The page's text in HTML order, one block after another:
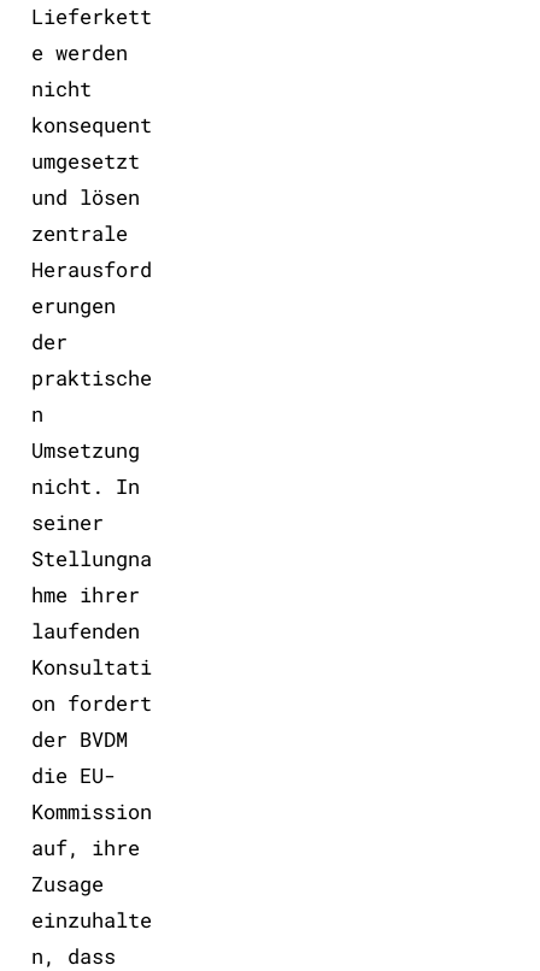
Lieferkett
e werden
nicht
konsequent
umgesetzt
und lösen
zentrale
Herausford
erungen
der
praktische
n
Umsetzung
nicht. In
seiner
Stellungna
hme ihrer
laufenden
Konsultati
on fordert
der BVDM
die EU-
Kommission
auf, ihre
Zusage
einzuhalte
n, dass